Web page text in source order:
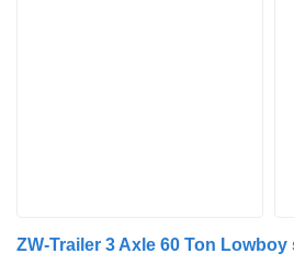
ZW-Trailer 3 Axle 60 Ton